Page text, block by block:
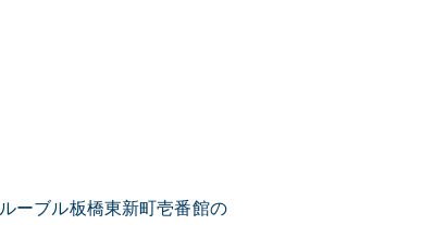
ルーブル板橋東新町壱番館の